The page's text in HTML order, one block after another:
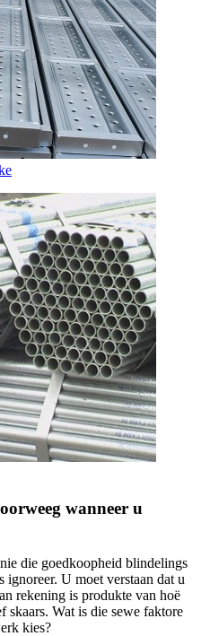
wanneer u
die goedkoopheid blindelings
ignoreer. U moet verstaan ​​dat u
rekening is produkte van hoë
skaars. Wat is die sewe faktore
kies?